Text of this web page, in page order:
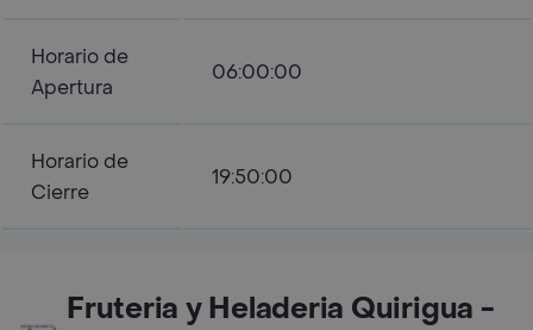
Horario de
Apertura
06:00:00
Horario de
Cierre
19:50:00
Fruteria y Heladeria Quirigua -